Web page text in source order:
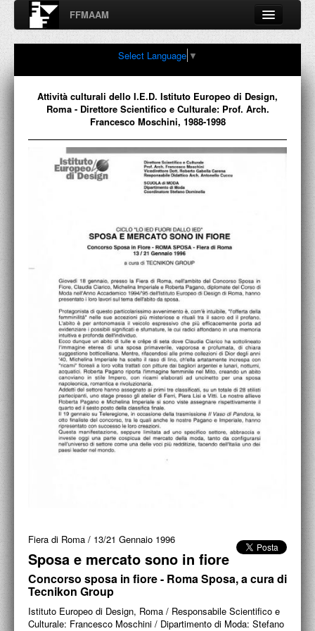
FFMAAM
Fondo Francesco Moschini
A.A.M. Architettura Arte Moderna
Percorsi, nodi, sconfinamenti e contaminazioni tra Arte,
FFMAAM
FRANCESCO MOSCHINI
CONFERENZE
COLLEZIONE
ACCADEMIA NAZIONALE DI SAN LUCA
I.E.D. / ROMA
POLITECNICO DI BARI
BIBLIOTECA FRANCESCO MOSCHINI
A.A.M. ARCHITETTURA ARTE MODERNA
LABORATORI DI PROGETTAZIONE
PROGETTI D'OPERA
Select Language ▼
Attività culturali dello I.E.D. Istituto Europeo di Design,
Roma - Direttore Scientifico e Culturale: Prof. Arch.
Francesco Moschini, 1988-1998
Fiera di Roma / 13/21 Gennaio 1996
Sposa e mercato sono in fiore
Concorso sposa in fiore - Roma Sposa, a cura di
Tecnikon Group
Istituto Europeo di Design, Roma / Responsabile Scientifico e
Culturale: Francesco Moschini / Dipartimento di Moda: Stefano